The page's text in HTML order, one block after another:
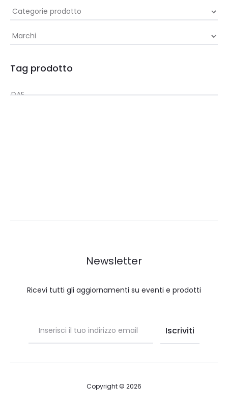
Tag prodotto
Newsletter
Ricevi tutti gli aggiornamenti su eventi e prodotti
Copyright © 2026